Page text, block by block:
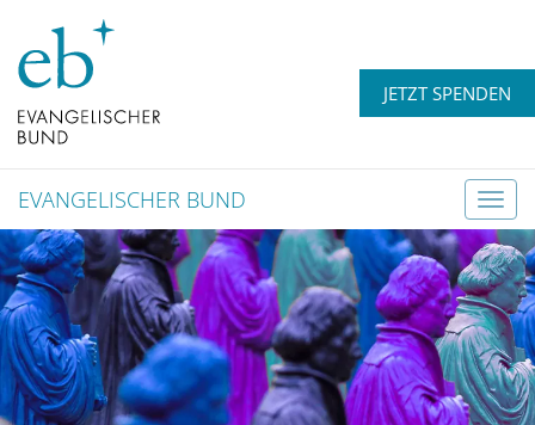
JETZT SPENDEN
T
o
g
g
l
e
n
a
EVANGELISCHER BUND